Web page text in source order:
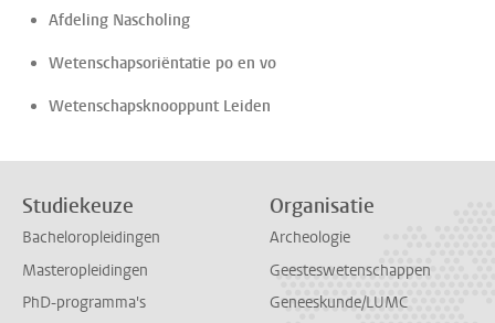
Afdeling Nascholing
Wetenschapsoriëntatie po en vo
Wetenschapsknooppunt Leiden
Studiekeuze
Bacheloropleidingen
Masteropleidingen
PhD-programma's
Organisatie
Archeologie
Geesteswetenschappen
Geneeskunde/LUMC